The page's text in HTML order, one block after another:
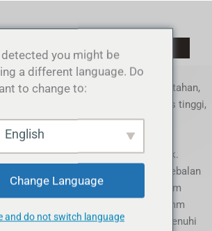
adalah salah satu produk bambu
keberlanjutan, daya tahan,
Dibuat dari bahan bambu berkualitas tinggi,
memiliki konstruksi multi-lapisan
dengan struktur yang dapat
aplikasi dan kebutuhan proyek.
standar kami tersedia dalam ketebalan
50mm, dengan panjang maksimum
sambungan jari dan lebar dari 500mm
khusus juga tersedia untuk memenuhi
detected you might be
a different language. Do
to change to:
English
Change Language
and do not switch language